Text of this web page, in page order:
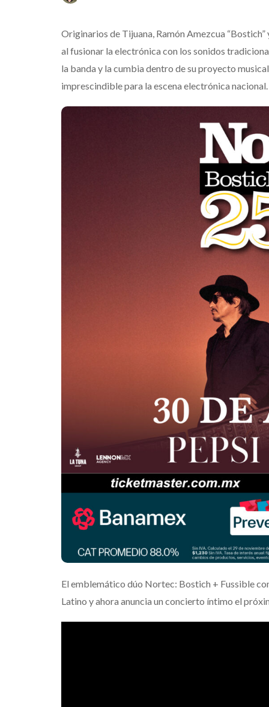
Originarios de Tijuana, Ramón Amezcua
al fusionar la electrónica con los sonidos
la banda y la cumbia dentro de su proyecto
imprescindible para la escena electrónica nacional.
El emblemático dúo Nortec: Bostich + Fussible
Latino y ahora anuncia un concierto íntimo el
Suki
su nuevo
“Loveland”
Edwin Jimenez